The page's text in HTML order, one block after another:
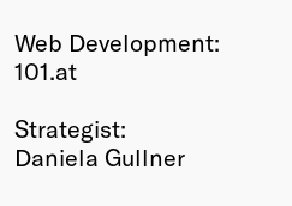
Web Development:
101.at
Strategist:
Daniela Gullner